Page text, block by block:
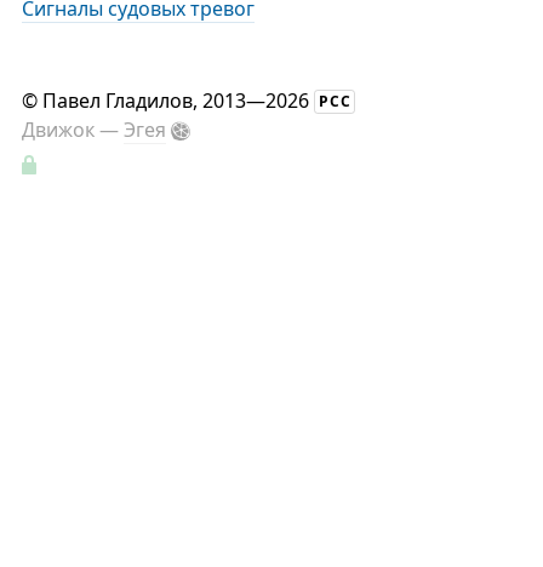
Сигналы судовых тревог
© Павел Гладилов, 2013—2026 РСС
Движок —Эгея